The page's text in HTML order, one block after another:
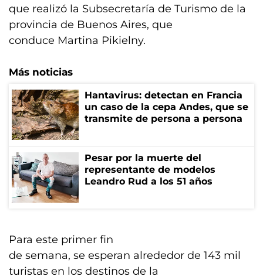
que realizó la Subsecretaría de Turismo de la
provincia de Buenos Aires, que
conduce Martina Pikielny.
Más noticias
Hantavirus: detectan en Francia
un caso de la cepa Andes, que se
transmite de persona a persona
Pesar por la muerte del
representante de modelos
Leandro Rud a los 51 años
Para este primer fin
de semana, se esperan alrededor de 143 mil
turistas en los destinos de la